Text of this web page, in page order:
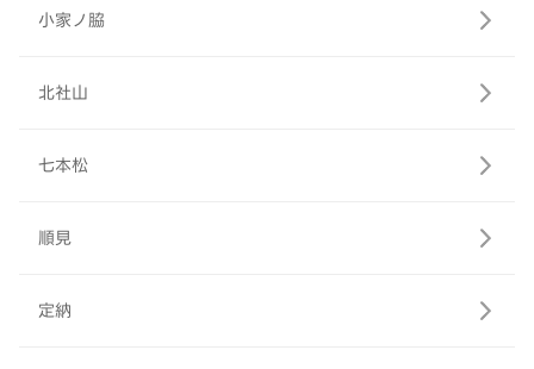
小家ノ脇
北社山
七本松
順見
定納